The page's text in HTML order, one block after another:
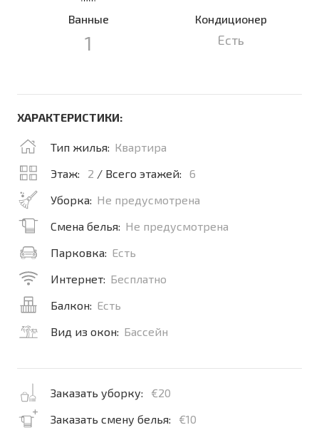
Ванные
1
Кондиционер
Есть
ХАРАКТЕРИСТИКИ:
Тип жилья: Квартира
Этаж:
2 / Всего этажей:
6
Уборка: Не предусмотрена
Смена белья: Не предусмотрена
Парковка: Есть
Интернет: Бесплатно
Балкон: Есть
Вид из окон: Бассейн
Заказать уборку:
€20
Заказать смену белья:
€10